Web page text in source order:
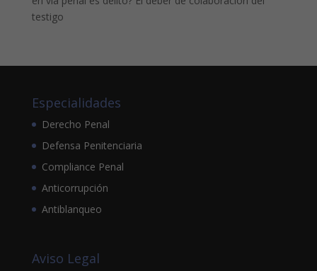
testigo
Especialidades
Derecho Penal
Defensa Penitenciaria
Compliance Penal
Anticorrupción
Antiblanqueo
Aviso Legal